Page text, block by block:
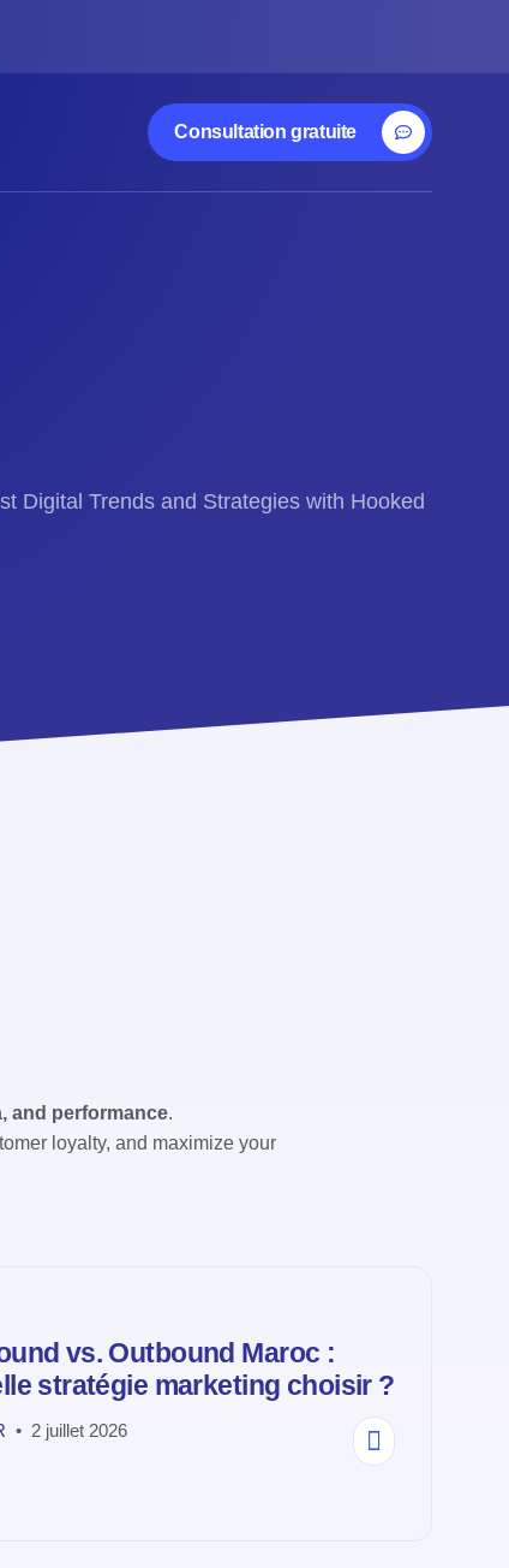
Consultation gratuite
Digital Trends and Strategies with Hooked
and performance.
loyalty, and maximize your
vs. Outbound Maroc :
stratégie marketing choisir ?
2 juillet 2026